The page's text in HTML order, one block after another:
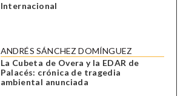
Internacional
ANDRÉS SÁNCHEZ DOMÍNGUEZ
La Cubeta de Overa y la EDAR de
Palacés: crónica de tragedia
ambiental anunciada